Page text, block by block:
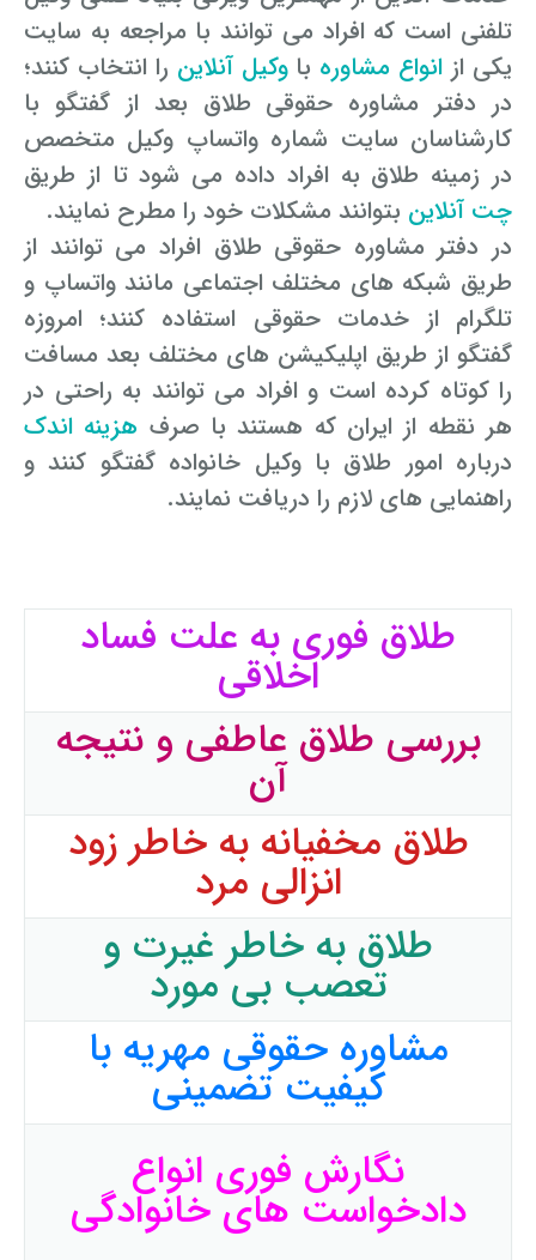
تلفنی است که افراد می توانند با مراجعه به سایت
یکی از انواع مشاوره باوکیل آنلاین را انتخاب کنند؛
در دفتر مشاوره حقوقی طلاق بعد از گفتگو با
کارشناسان سایت شماره واتساپ وکیل متخصص
در زمینه طلاق به افراد داده می شود تا از طریق
چت آنلاین بتوانند مشکلات خود را مطرح نمایند.
در دفتر مشاوره حقوقی طلاق افراد می توانند از
طریق شبکه های مختلف اجتماعی مانند واتساپ و
تلگرام از خدمات حقوقی استفاده کنند؛ امروزه
گفتگو از طریق اپلیکیشن های مختلف بعد مسافت
را کوتاه کرده است و افراد می توانند به راحتی در
هر نقطه از ایران که هستند با صرف هزینه اندک
درباره امور طلاق با وکیل خانواده گفتگو کنند و
راهنمایی های لازم را دریافت نمایند.
طلاق فوری به علت فساد
اخلاقی
بررسی طلاق عاطفی و نتیجه
آن
طلاق مخفیانه به خاطر زود
انزالی مرد
طلاق به خاطر غیرت و
تعصب بی مورد
مشاوره حقوقی مهریه با
کیفیت تضمینی
نگارش فوری انواع
دادخواست های خانوادگی